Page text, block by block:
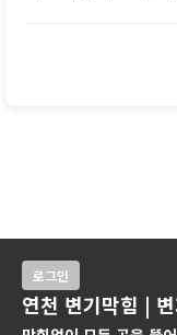
로그인
연천 변기막힘 |